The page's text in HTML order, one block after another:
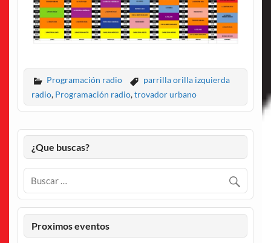
Programación radio
parrilla orilla izquierda
radio, Programación radio,trovador urbano
¿Que buscas?
Proximos eventos